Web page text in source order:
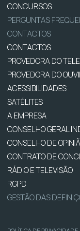
CONCURSOS
PERGUNTAS
CONTACTOS
CONTACTOS
PROVEDORA DO
PROVEDORA DO
ACESSIBILIDADES
SATÉLITES
A EMPRESA
CONSELHO GERAL
CONSELHO DE
CONTRATO DE
RÁDIO E TELEVISÃO
RGPD
GESTÃO DAS